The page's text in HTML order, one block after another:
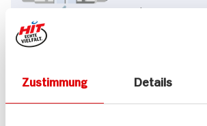
Zustimmung Details
sehen.
Eigenschaften
Vegan BIO HIT